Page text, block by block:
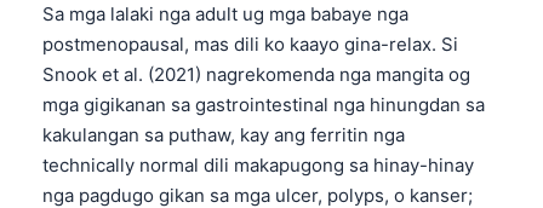
Sa mga lalaki nga adult ug mga babaye nga
postmenopausal, mas dili ko kaayo gina-relax. Si
Snook et al. (2021) nagrekomenda nga mangita og
mga gigikanan sa gastrointestinal nga hinungdan sa
kakulangan sa puthaw, kay ang ferritin nga
technically normal dili makapugong sa hinay-hinay
nga pagdugo gikan sa mga ulcer, polyps, o kanser;
Basa Jawa
ئۇيغۇرچە
Кыргызча
Татар теле
Беларуская мова